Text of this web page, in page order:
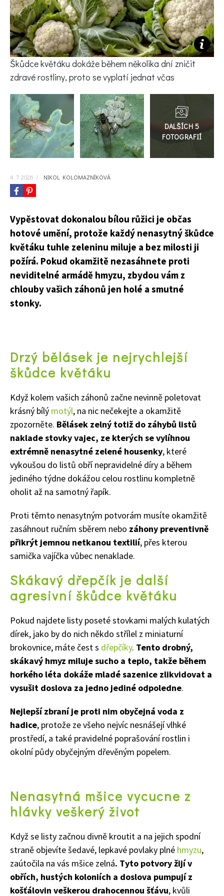
KVÍZY A TESTY
Škůdce květáku dokáže během několika dní zničit
zdravé rostliny, proto se vyplatí jednat včas
do
galerie
4. 7. 2026 / NIKOL KOLOMAZNÍKOVÁ
Vypěstovat dokonalou bílou růžici je občas
hotové umění, protože každý nenasytný škůdce
květáku tuhle zeleninu miluje a bez milosti ji
požírá. Pokud okamžitě nezasáhnete proti
neviditelné armádě hmyzu, zbydou vám z
chlouby vašich záhonů jen holé a smutné
stonky.
Drzý bělásek je nejrychlejší
škůdce květáku
Když kolem vašich záhonů začne nevinně poletovat
krásný bílý motýl, na nic nečekejte a okamžitě
zpozorněte. Bělásek zelný totiž do záhybů listů
naklade stovky vajec, ze kterých se vylíhnou
extrémně nenasytné zelené housenky, které
vykoušou do listů obří nepravidelné díry a během
jediného týdne dokážou celou rostlinu kompletně
oholit až na samotný řapík.
Proti těmto nenasytným potvorám musíte okamžitě
zasáhnout ručním sběrem nebo záhony preventivně
přikrýt jemnou netkanou textilií, přes kterou
samička vajíčka vůbec nenaklade.
Skákavý dřepčík je další
agresivní škůdce květáku
Pokud najdete listy poseté stovkami malých kulatých
dírek, jako by do nich někdo střílel z miniaturní
brokovnice, máte čest s dřepčíky. Tento drobný,
skákavý hmyz miluje sucho a teplo, takže během
horkého léta dokáže mladé sazenice zlikvidovat a
vysušit doslova za jedno jediné odpoledne.
Nejlepší zbraní je proti nim obyčejná voda z
hadice, protože ze všeho nejvíc nesnášejí vlhké
prostředí, a také pravidelné poprašování rostlin i
okolní půdy obyčejným dřevěným popelem.
Nenasytná mšice vycucne z
hlávky veškerý život
Když se listy začnou divně kroutit a na jejich spodní
straně objevíte šedavé, lepkavé povlaky plné hmyzu,
zaútočila na vás mšice zelná. Tyto potvory žijí v
obřích, hustých koloniích a doslova pumpují z
košťálovin veškerou drahocennou šťávu, kvůli